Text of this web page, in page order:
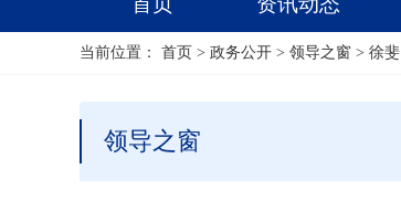
当前位置： 首页 > 政务公开 > 领导之窗 > 徐斐
领导之窗